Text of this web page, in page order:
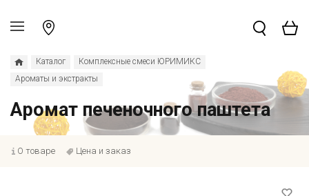
Каталог
Комплексные смеси ЮРИМИКС
Ароматы и экстракты
Аромат печеночного паштета
О товаре Цена и заказ